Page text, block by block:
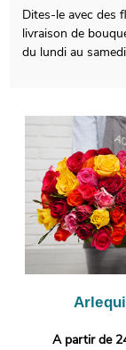
Dites-le avec des
livraison de
du lundi au
composition
création, un
Àvant l’envoi,
l’envoi au
parvenir la
personnelle ?
message, afin de
A partir de